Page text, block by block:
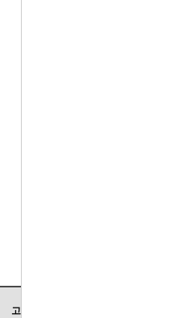
고객센터